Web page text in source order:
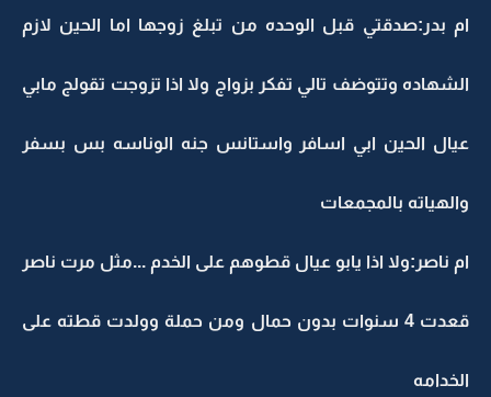
ام بدر:صدقتي قبل الوحده من تبلغ زوجها اما الحين لازم
الشهاده وتتوضف تالي تفكر بزواج ولا اذا تزوجت تقولج مابي
عيال الحين ابي اسافر واستانس جنه الوناسه بس بسفر
والهياته بالمجمعات
ام ناصر:ولا اذا يابو عيال قطوهم على الخدم ...مثل مرت ناصر
قعدت 4 سنوات بدون حمال ومن حملة وولدت قطته على
الخدامه